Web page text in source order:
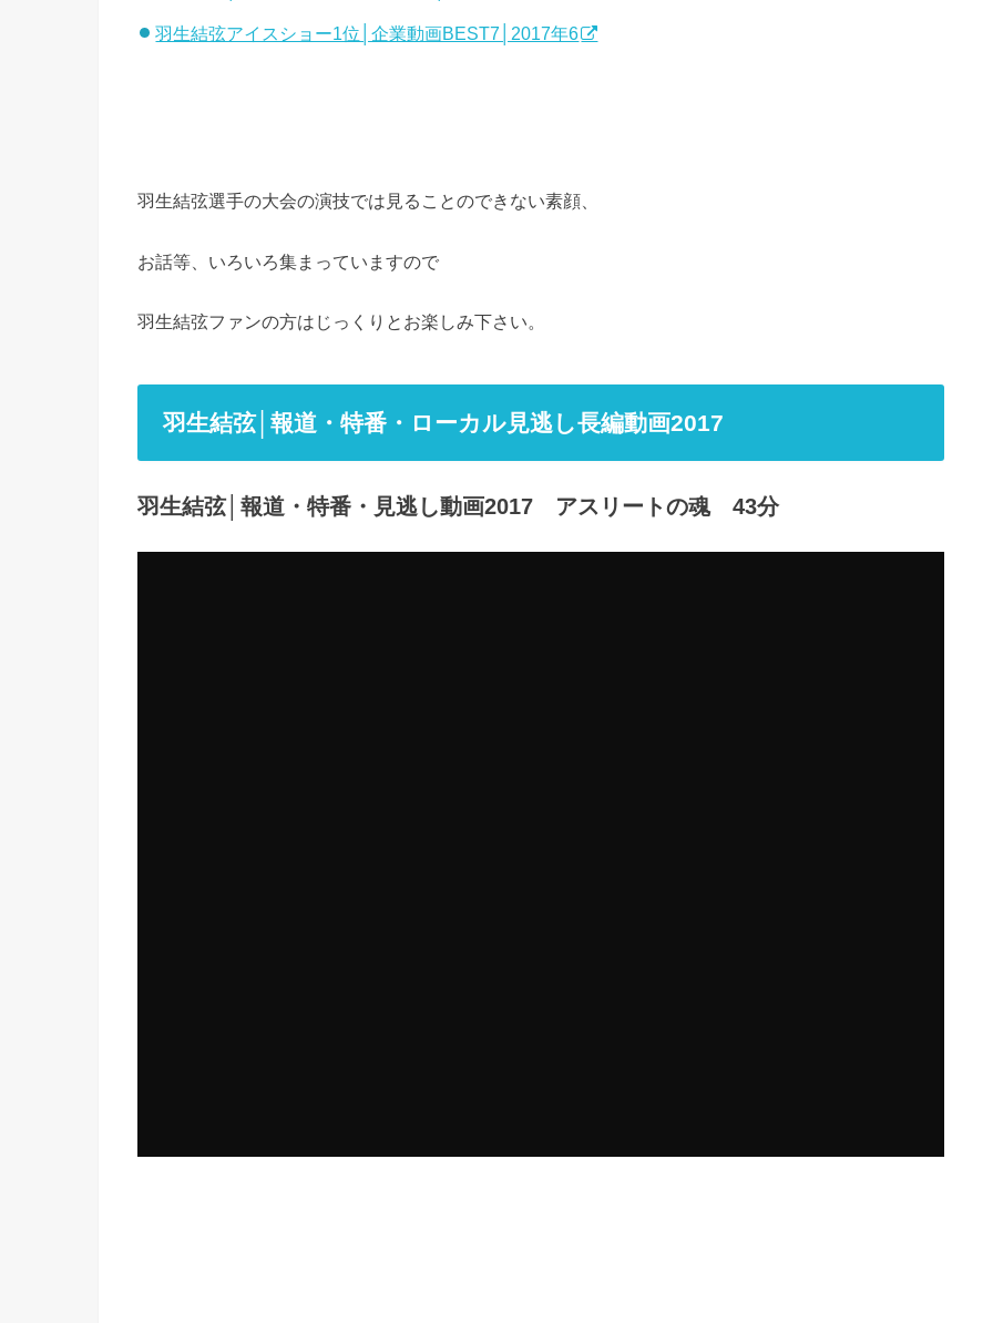
羽生結弦アイスショー1位│企業動画BEST7│2017年6
羽生結弦選手の大会の演技では見ることのできない素顔、
お話等、いろいろ集まっていますので
羽生結弦ファンの方はじっくりとお楽しみ下さい。
羽生結弦│報道・特番・ローカル見逃し長編動画2017
羽生結弦│報道・特番・見逃し動画2017 アスリートの魂 43分